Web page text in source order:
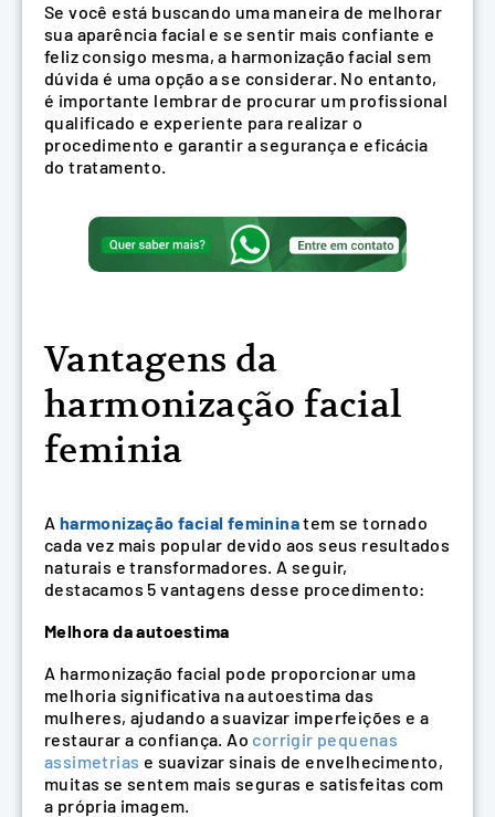
Se você está buscando uma maneira de melhorar
sua aparência facial e se sentir mais confiante e
feliz consigo mesma, a harmonização facial sem
dúvida é uma opção a se considerar. No entanto,
é importante lembrar de procurar um profissional
qualificado e experiente para realizar o
procedimento e garantir a segurança e eficácia
do tratamento.
Vantagens da
harmonização facial
feminia
A harmonização facial femininatem se tornado
cada vez mais popular devido aos seus resultados
naturais e transformadores. A seguir,
destacamos 5 vantagens desse procedimento:
Melhora da autoestima
A harmonização facial pode proporcionar uma
melhoria significativa na autoestima das
mulheres, ajudando a suavizar imperfeições e a
restaurar a confiança. Ao corrigir pequenas
assimetrias e suavizar sinais de envelhecimento,
muitas se sentem mais seguras e satisfeitas com
a própria imagem.